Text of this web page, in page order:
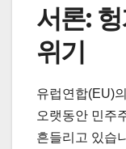
서론:
위기
유럽연합(EU)
오랫동안 민주
흔들리고 있습